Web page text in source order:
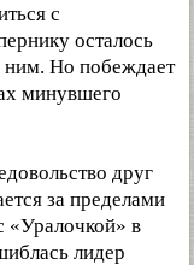
с
осталось
ним. Но побеждает
минувшего
друг
за пределами
«Уралочкой» в
лидер